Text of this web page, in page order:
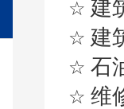
☆ 建
☆ 建
☆ 石
☆ 维